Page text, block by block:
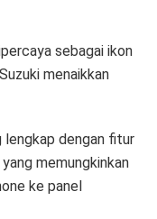
sebagai ikon
menaikkan
lengkap dengan fitur
memungkinkan
ke panel